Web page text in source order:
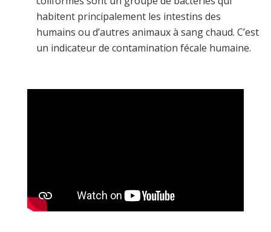
habitent principalement les intestins des
humains ou d’autres animaux à sang chaud. C’est
un indicateur de contamination fécale humaine.